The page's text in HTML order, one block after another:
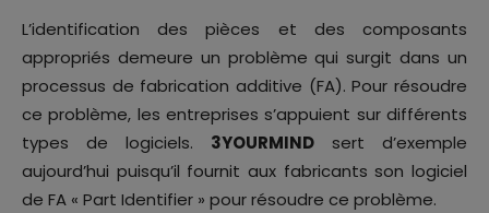
L’identification des pièces et des composants
appropriés demeure un problème qui surgit dans un
processus de fabrication additive (FA). Pour résoudre
ce problème, les entreprises s’appuient sur différents
types de logiciels. 3YOURMIND sert d’exemple
aujourd’hui puisqu’il fournit aux fabricants son logiciel
de FA « Part Identifier » pour résoudre ce problème.